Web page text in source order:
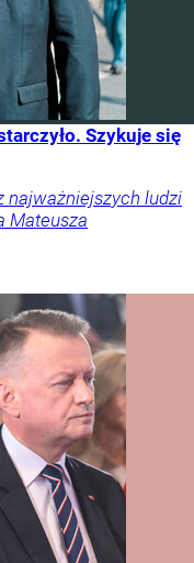
Szykuje się
najważniejszych ludzi
Mateusza